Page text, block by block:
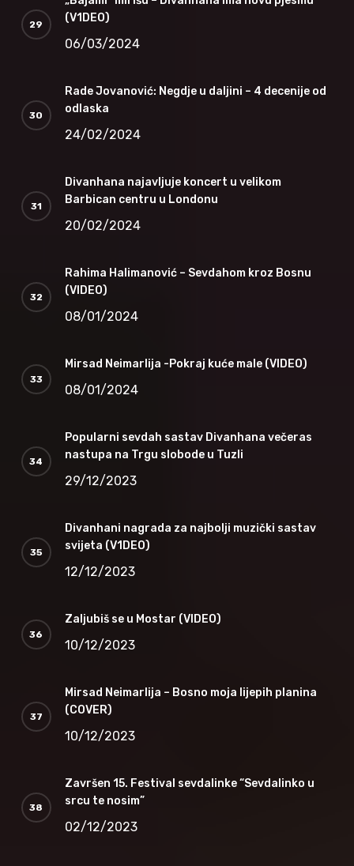
(V1DEO)
06/03/2024
Rade Jovanović: Negdje u daljini – 4 decenije od
odlaska
24/02/2024
Divanhana najavljuje koncert u velikom
Barbican centru u Londonu
20/02/2024
Rahima Halimanović – Sevdahom kroz Bosnu
(VIDEO)
08/01/2024
Mirsad Neimarlija -Pokraj kuće male (VIDEO)
08/01/2024
Popularni sevdah sastav Divanhana večeras
nastupa na Trgu slobode u Tuzli
29/12/2023
Divanhani nagrada za najbolji muzički sastav
svijeta (V1DEO)
12/12/2023
Zaljubiš se u Mostar (VIDEO)
10/12/2023
Mirsad Neimarlija – Bosno moja lijepih planina
(COVER)
10/12/2023
Završen 15. Festival sevdalinke “Sevdalinko u
srcu te nosim”
02/12/2023